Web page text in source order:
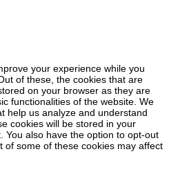
your experience while you
of these, the cookies that are
on your browser as they are
functionalities of the website. We
help us analyze and understand
cookies will be stored in your
You also have the option to opt-out
of some of these cookies may affect